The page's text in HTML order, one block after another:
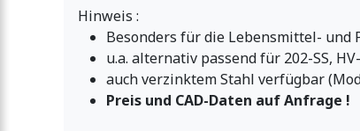
Hinweis :
Besonders für die Lebensmittel- und
u.a. alternativ passend für 202-SS,
auch verzinktem Stahl verfügbar
Preis und CAD-Daten auf Anfrage !